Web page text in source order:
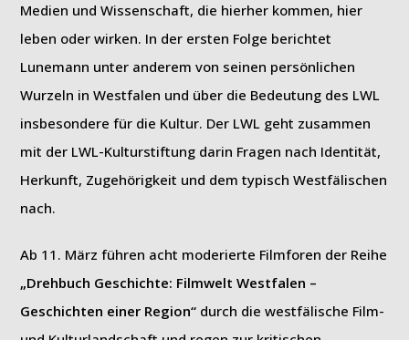
Medien und Wissenschaft, die hierher kommen, hier
leben oder wirken. In der ersten Folge berichtet
Lunemann unter anderem von seinen persönlichen
Wurzeln in Westfalen und über die Bedeutung des LWL
insbesondere für die Kultur. Der LWL geht zusammen
mit der LWL-Kulturstiftung darin Fragen nach Identität,
Herkunft, Zugehörigkeit und dem typisch Westfälischen
nach.
Ab 11. März führen acht moderierte Filmforen der Reihe
„Drehbuch Geschichte: Filmwelt Westfalen –
Geschichten einer Region“ durch die westfälische Film-